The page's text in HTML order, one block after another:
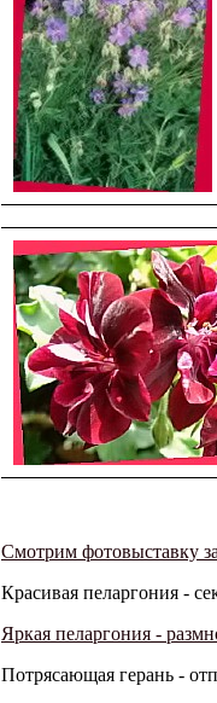
Смотрим фотовыставку
Красивая пеларгония -
Яркая пеларгония -
Потрясающая герань -